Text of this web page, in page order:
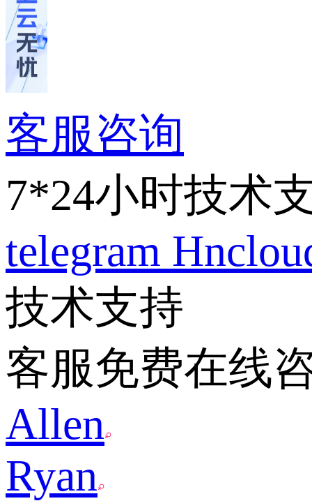
客服咨询
7*24小时技术
telegram
技术支持
客服免费在线
Allen
Ryan